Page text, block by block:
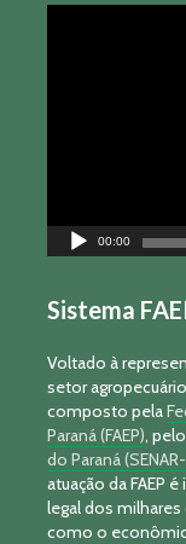
00:00
Sistema
Voltado à
setor
composto pela
Paraná (FAEP), pelo
do Paraná
atuação da FAEP
legal dos
como o